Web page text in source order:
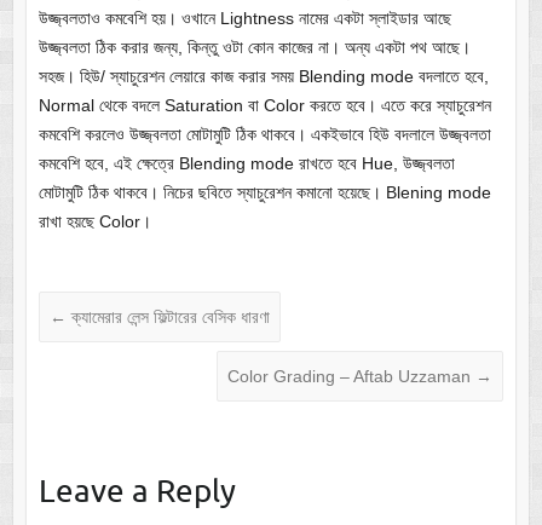
উজ্জ্বলতাও কমবেশি হয়। ওখানে Lightness নামের একটা স্লাইডার আছে
উজ্জ্বলতা ঠিক করার জন্য, কিন্তু ওটা কোন কাজের না। অন্য একটা পথ আছে।
সহজ। হিউ/ স্যাচুরেশন লেয়ারে কাজ করার সময় Blending mode বদলাতে হবে,
Normal থেকে বদলে Saturation বা Color করতে হবে। এতে করে স্যাচুরেশন
কমবেশি করলেও উজ্জ্বলতা মোটামুটি ঠিক থাকবে। একইভাবে হিউ বদলালে উজ্জ্বলতা
কমবেশি হবে, এই ক্ষেত্রে Blending mode রাখতে হবে Hue, উজ্জ্বলতা
মোটামুটি ঠিক থাকবে। নিচের ছবিতে স্যাচুরেশন কমানো হয়েছে। Blening mode
রাখা হয়ছে Color।
← ক্যামেরার লেন্স ফিল্টারের বেসিক ধারণা
Color Grading – Aftab Uzzaman →
Leave a Reply